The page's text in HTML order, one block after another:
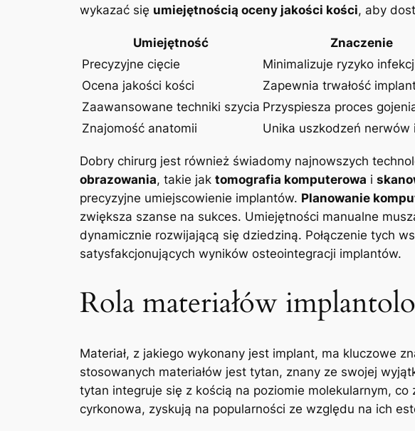
wykazać się umiejętnością oceny jakości kości, aby
Umiejętność
Znaczenie
Precyzyjne cięcie
Minimalizuje ryzyko
Ocena jakości kości
Zapewnia trwałość
Zaawansowane techniki szycia Przyspiesza proces
Znajomość anatomii
Unika uszkodzeń nerwów
Dobry chirurg jest również świadomy najnowszych
obrazowania, takie jak tomografia komputerowa i
precyzyjne umiejscowienie implantów. Planowanie
zwiększa szanse na sukces. Umiejętności manualne
dynamicznie rozwijającą się dziedziną. Połączenie tych
satysfakcjonujących wyników osteointegracji implantów.
Rola materiałów
Materiał, z jakiego wykonany jest implant, ma kluczowe
stosowanych materiałów jest tytan, znany ze swojej
tytan integruje się z kością na poziomie molekularnym,
cyrkonowa, zyskują na popularności ze względu na ich